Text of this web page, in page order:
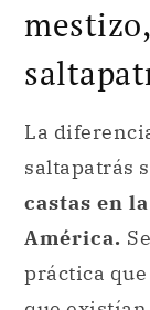
La
saltapatrás
castas en
América.
práctica